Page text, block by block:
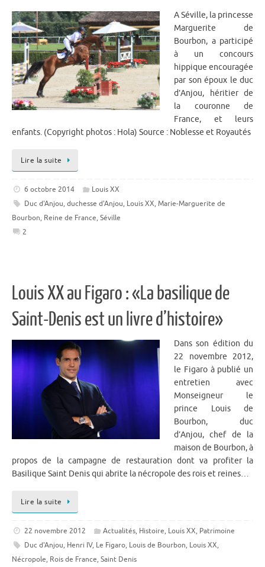
A Séville, la princesse
Marguerite de
Bourbon, a participé
à un concours
hippique encouragée
par son époux le duc
d’Anjou, héritier de
la couronne de
France, et leurs
enfants. (Copyright photos : Hola) Source : Noblesse et Royautés
Lire la suite
6 octobre 2014
Louis XX
Duc d'Anjou, duchesse d'Anjou, Louis XX, Marie-Marguerite de
Bourbon, Reine de France, Séville
2
Louis XX au Figaro : «La basilique de
Saint-Denis est un livre d’histoire»
Dans son édition du
22 novembre 2012,
le Figaro à publié un
entretien avec
Monseigneur le
prince Louis de
Bourbon, duc
d’Anjou, chef de la
maison de Bourbon, à
propos de la campagne de restauration dont va profiter la
Basilique Saint Denis qui abrite la nécropole des rois et reines…
Lire la suite
22 novembre 2012 Actualités, Histoire, Louis XX, Patrimoine
Duc d'Anjou, Henri IV, Le Figaro, Louis de Bourbon, Louis XX,
Nécropole, Rois de France, Saint Denis